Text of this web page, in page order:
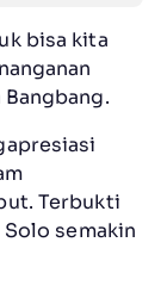
bisa kita
Terbukti
semakin